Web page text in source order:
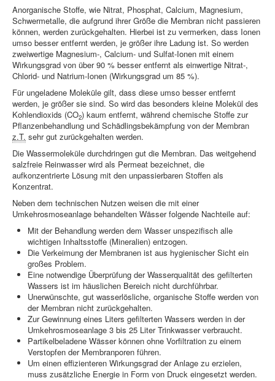
Anorganische Stoffe, wie Nitrat, Phosphat, Calcium, Magnesium,
Schwermetalle, die aufgrund ihrer Größe die Membran nicht passieren
können, werden zurückgehalten. Hierbei ist zu vermerken, dass Ionen
umso besser entfernt werden, je größer ihre Ladung ist. So werden
zweiwertige Magnesium-, Calcium- und Sulfat-Ionen mit einem
Wirkungsgrad von über 90 % besser entfernt als einwertige Nitrat-,
Chlorid- und Natrium-Ionen (Wirkungsgrad um 85 %).
Für ungeladene Moleküle gilt, dass diese umso besser entfernt
werden, je größer sie sind. So wird das besonders kleine Molekül des
Kohlendioxids (CO2) kaum entfernt, während chemische Stoffe zur
Pflanzenbehandlung und Schädlingsbekämpfung von der Membran
z.T. sehr gut zurückgehalten werden.
Die Wassermoleküle durchdringen gut die Membran. Das weitgehend
salzfreie Reinwasser wird als Permeat bezeichnet, die
aufkonzentrierte Lösung mit den unpassierbaren Stoffen als
Konzentrat.
Neben dem technischen Nutzen weisen die mit einer
Umkehrosmoseanlage behandelten Wässer folgende Nachteile auf:
Mit der Behandlung werden dem Wasser unspezifisch alle
wichtigen Inhaltsstoffe (Mineralien) entzogen.
Die Verkeimung der Membranen ist aus hygienischer Sicht ein
großes Problem.
Eine notwendige Überprüfung der Wasserqualität des gefilterten
Wassers ist im häuslichen Bereich nicht durchführbar.
Unerwünschte, gut wasserlösliche, organische Stoffe werden von
der Membran nicht zurückgehalten.
Zur Gewinnung eines Liters gefilterten Wassers werden in der
Umkehrosmoseanlage 3 bis 25 Liter Trinkwasser verbraucht.
Partikelbeladene Wässer können ohne Vorfiltration zu einem
Verstopfen der Membranporen führen.
Um einen effizienteren Wirkungsgrad der Anlage zu erzielen,
muss zusätzliche Energie in Form von Druck eingesetzt werden.